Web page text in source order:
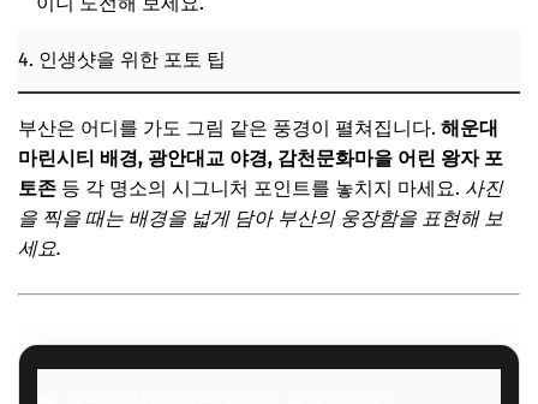
4. 인생샷을 위한 포토 팁
부산은 어디를 가도 그림 같은 풍경이 펼쳐집니다. 해운대
마린시티 배경, 광안대교 야경, 감천문화마을 어린 왕자 포
토존 등 각 명소의 시그니처 포인트를 놓치지 마세요. 사진
을 찍을 때는 배경을 넓게 담아 부산의 웅장함을 표현해 보
세요.